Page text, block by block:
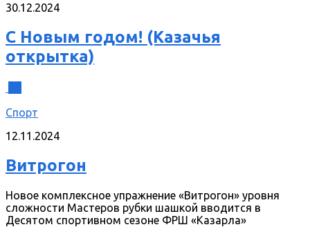
30.12.2024
С Новым годом! (Казачья
открытка)
Спорт
12.11.2024
Витрогон
Новое комплексное упражнение «Витрогон» уровня
сложности Мастеров рубки шашкой вводится в
Десятом спортивном сезоне ФРШ «Казарла»